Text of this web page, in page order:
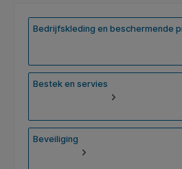
Bedrijfskleding en beschermende
Bestek en servies
Beveiliging